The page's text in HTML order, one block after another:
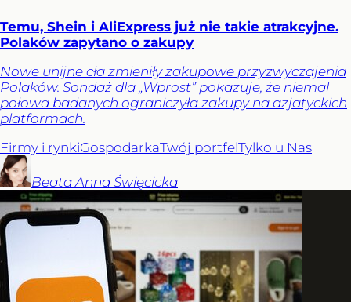
Temu, Shein i AliExpress już nie takie atrakcyjne.
Polaków zapytano o zakupy
Nowe unijne cła zmieniły zakupowe przyzwyczajenia
Polaków. Sondaż dla „Wprost” pokazuje, że niemal
połowa badanych ograniczyła zakupy na azjatyckich
platformach.
Firmy i rynkiGospodarkaTwój portfelTylko u Nas
Beata Anna Święcicka